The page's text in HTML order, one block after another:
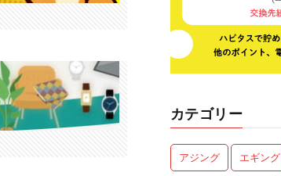
カテゴリー
アジング エギング